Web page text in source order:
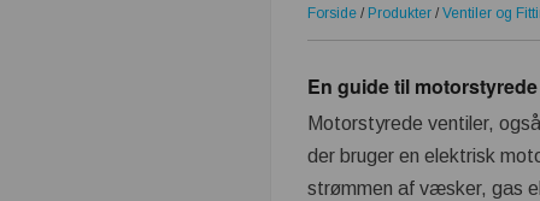
Forside / Produkter /Ventiler og
En guide til
Motorstyrede ventiler,
der bruger en elektrisk
strømmen af væsker, gas